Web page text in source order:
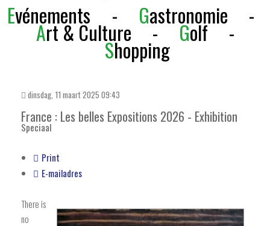
Evénements - Gastronomie -
Art & Culture -Golf-
Shopping
dinsdag, 11 maart 2025 09:43
France : Les belles Expositions 2026 - Exhibition
Speciaal
Print
E-mailadres
There is
no